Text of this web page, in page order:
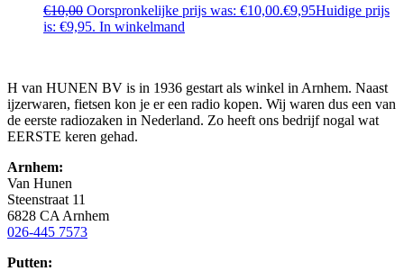
€10,00 Oorspronkelijke prijs was: €10,00.€9,95Huidige prijs
is: €9,95. In winkelmand
H van HUNEN BV is in 1936 gestart als winkel in Arnhem. Naast
ijzerwaren, fietsen kon je er een radio kopen. Wij waren dus een van
de eerste radiozaken in Nederland. Zo heeft ons bedrijf nogal wat
EERSTE keren gehad.
Arnhem:
Van Hunen
Steenstraat 11
6828 CA Arnhem
026-445 7573
Putten: